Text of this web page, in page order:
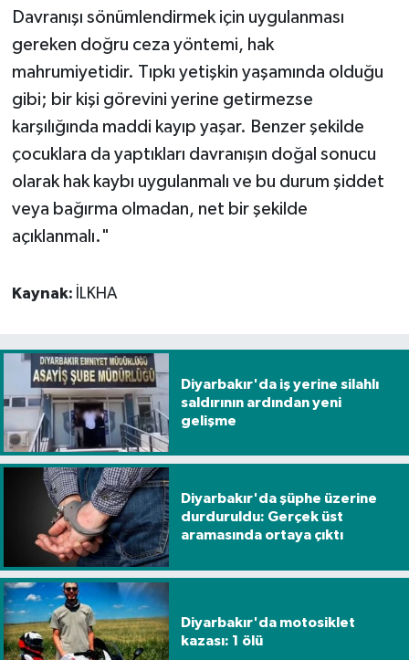
Davranışı sönümlendirmek için uygulanması
gereken doğru ceza yöntemi, hak
mahrumiyetidir. Tıpkı yetişkin yaşamında olduğu
gibi; bir kişi görevini yerine getirmezse
karşılığında maddi kayıp yaşar. Benzer şekilde
çocuklara da yaptıkları davranışın doğal sonucu
olarak hak kaybı uygulanmalı ve bu durum şiddet
veya bağırma olmadan, net bir şekilde
açıklanmalı."
Kaynak: İLKHA
Diyarbakır'da iş yerine silahlı
saldırının ardından yeni
gelişme
Diyarbakır'da şüphe üzerine
durduruldu: Gerçek üst
aramasında ortaya çıktı
Diyarbakır'da motosiklet
kazası: 1 ölü